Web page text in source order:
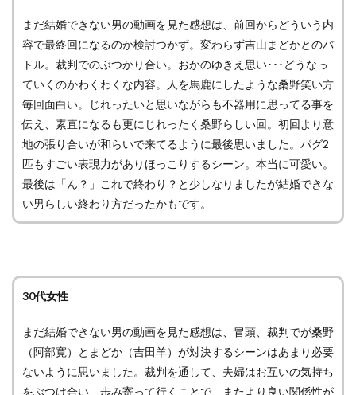
まだ結婚できない男の動画を見た感想は、前回からどういう内
容で最終回になるのか検討つかず。変わらず吉山まどかとのバ
トル。裁判でのぶつかり合い。おかのゆきえ思い･･･どうなっ
ていくのかわくわくな内容。人を馬鹿にしたような桑野笑い方
毎回面白い。じれったいと思いながらも不器用に思ってる事を
伝え、素直になるも更にじれったく桑野らしい回。初回より意
地の張り合いが和らいで来てるように最後思いました。パグ2
匹もすごい表現力がありほっこりするシーン。本当に可愛い。
最後は「ん？」これで終わり？と少しなりましたが結婚できな
い男らしい終わり方だったかもです。
30代女性
まだ結婚できない男の動画を見た感想は、冒頭、裁判でが桑野
（阿部寛）とまどか（吉田羊）が対決するシーンはあまり必要
ないように思いました。裁判を通して、夫婦はお互いの気持ち
をぶつけ合い、歩み寄って行くことで、またより良い関係性が